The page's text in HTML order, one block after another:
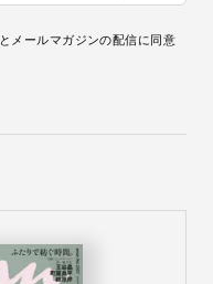
とメールマガジンの配信に同意